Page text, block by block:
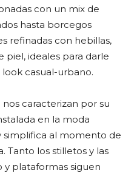
con un mix de
hasta borcegos
refinadas con hebillas,
piel, ideales para darle
casual-urbano.
caracterizan por su
en la moda
simplifica al momento de
Tanto los stilletos y las
y plataformas siguen